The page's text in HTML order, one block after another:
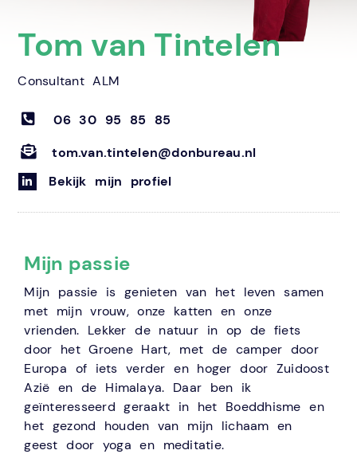
Tom van Tintelen
Consultant ALM
06 30 95 85 85
tom.van.tintelen@donbureau.nl
Bekijk mijn profiel
Mijn passie
Mijn passie is genieten van het leven samen
met mijn vrouw, onze katten en onze
vrienden. Lekker de natuur in op de fiets
door het Groene Hart, met de camper door
Europa of iets verder en hoger door Zuidoost
Azië en de Himalaya. Daar ben ik
geïnteresseerd geraakt in het Boeddhisme en
het gezond houden van mijn lichaam en
geest door yoga en meditatie.